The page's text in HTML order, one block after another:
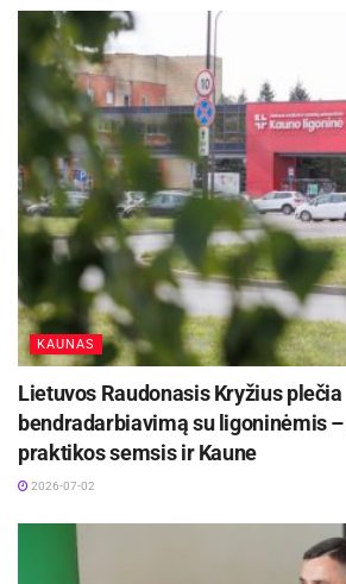
KAUNAS
Lietuvos Raudonasis Kryžius plečia
bendradarbiavimą su ligoninėmis
praktikos semsis ir Kaune
2026-07-02